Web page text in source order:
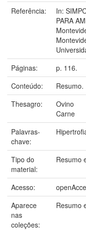
Referência:
In:
PARA
Páginas:
p. 116.
Conteúdo:
Resumo.
Thesagro:
Ovino
Carne
Palavras-
chave:
Tipo do
material:
Resumo
Acesso:
Aparece
nas
coleções:
Resumo